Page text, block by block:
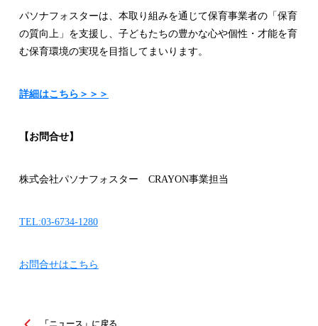
パソナフォスターは、本取り組みを通じて保育事業者の「保育
の質向上」を支援し、子どもたちの豊かな心や個性・才能を育
む保育環境の実現を目指してまいります。
詳細はこちら＞＞＞
【お問合せ】
株式会社パソナフォスター CRAYON事業担当
TEL:03-6734-1280
お問合せはこちら
「ニュース」に戻る